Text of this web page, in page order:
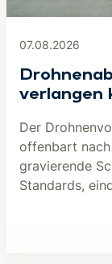
07.08.2026
verlangen
Der
offenbart
gravierende
Standards,